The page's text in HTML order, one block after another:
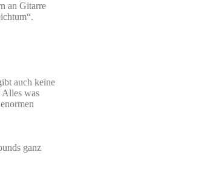
an Gitarre
auch keine
Alles was
ganz